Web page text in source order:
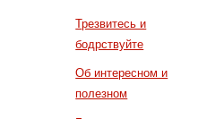
Трезвитесь и
бодрствуйте
Об интересном и
полезном